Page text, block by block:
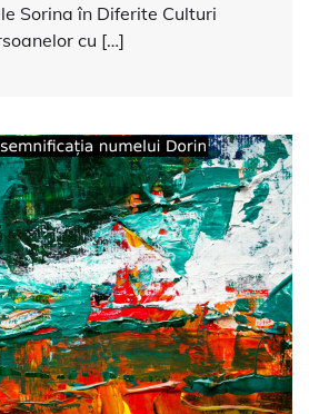
Sorina în Diferite Culturi
cu […]